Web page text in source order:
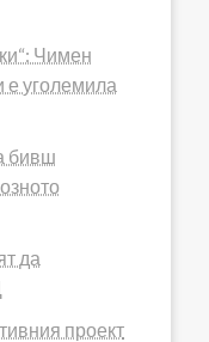
Чимен
е уголемила
бивш
да
проект